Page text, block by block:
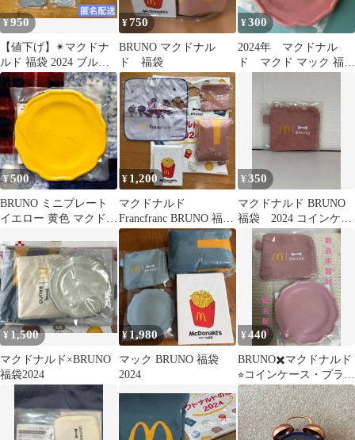
¥950
【値下げ】✴︎マクドナ
ルド 福袋 2024 ブルー
ノ✴︎
¥750
BRUNO マクドナル
ド 福袋
¥300
2024年 マクドナル
ド マクド マック 福
¥500
BRUNO ミニプレート
イエロー 黄色 マクドナ
¥ 1,200
マクドナルド
Francfranc BRUNO 福袋
2024＆2026 セット
¥350
マクドナルド BRUNO
福袋 2024 コインケー
ス ミニポーチ ピンク
¥ 1,500
マクドナルド×BRUNO
福袋2024
¥ 1,980
マック BRUNO 福袋
2024
¥440
BRUNO✖️マクドナルド
⭐︎コインケース・プラス
チックミニプレートセ
ット-ピンク